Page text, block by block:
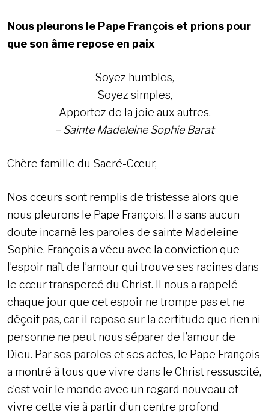
Nous pleurons le Pape François et prions pour
que son âme repose en paix
Soyez humbles,
Soyez simples,
Apportez de la joie aux autres.
– Sainte Madeleine Sophie Barat
Chère famille du Sacré-Cœur,
Nos cœurs sont remplis de tristesse alors que
nous pleurons le Pape François. Il a sans aucun
doute incarné les paroles de sainte Madeleine
Sophie. François a vécu avec la conviction que
l’espoir naît de l’amour qui trouve ses racines dans
le cœur transpercé du Christ. Il nous a rappelé
chaque jour que cet espoir ne trompe pas et ne
déçoit pas, car il repose sur la certitude que rien ni
personne ne peut nous séparer de l’amour de
Dieu. Par ses paroles et ses actes, le Pape François
a montré à tous que vivre dans le Christ ressuscité,
c’est voir le monde avec un regard nouveau et
vivre cette vie à partir d’un centre profond